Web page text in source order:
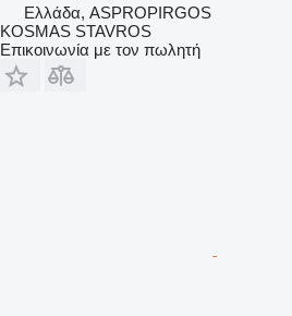
Ελλάδα, ASPROPIRGOS
KOSMAS STAVROS
Επικοινωνία με τον πωλητή